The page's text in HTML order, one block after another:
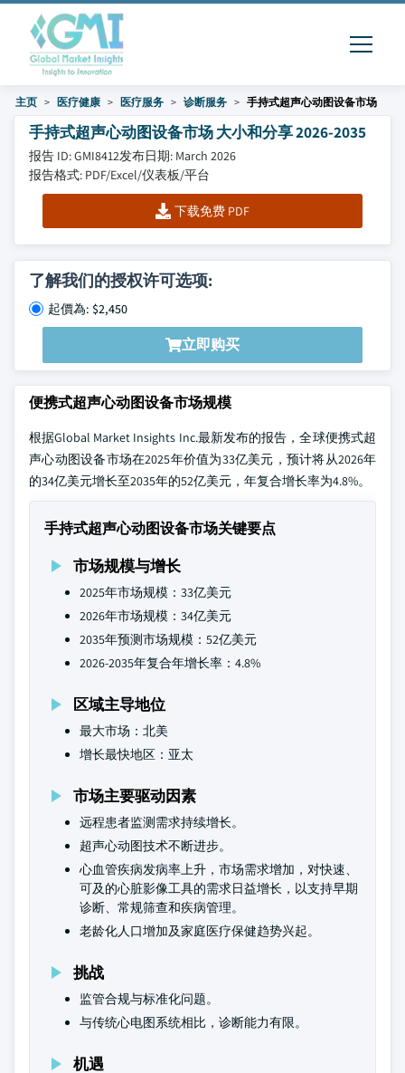
主页 医疗健康 医疗服务 诊断服务 手持式超声心动图设备市场
手持式超声心动图设备市场 大小和分享 2026-2035
报告 ID: GMI8412发布日期: March 2026
报告格式: PDF/Excel/仪表板/平台
下载免费 PDF
了解我们的授权许可选项:
起價為: $2,450
立即购买
便携式超声心动图设备市场规模
根据Global Market Insights Inc.最新发布的报告，全球便携式超
声心动图设备市场在2025年价值为33亿美元，预计将从2026年
的34亿美元增长至2035年的52亿美元，年复合增长率为4.8%。
手持式超声心动图设备市场关键要点
市场规模与增长
2025年市场规模：33亿美元
2026年市场规模：34亿美元
2035年预测市场规模：52亿美元
2026-2035年复合年增长率：4.8%
区域主导地位
最大市场：北美
增长最快地区：亚太
市场主要驱动因素
远程患者监测需求持续增长。
超声心动图技术不断进步。
心血管疾病发病率上升，市场需求增加，对快速、
可及的心脏影像工具的需求日益增长，以支持早期
诊断、常规筛查和疾病管理。
老龄化人口增加及家庭医疗保健趋势兴起。
挑战
监管合规与标准化问题。
与传统心电图系统相比，诊断能力有限。
机遇